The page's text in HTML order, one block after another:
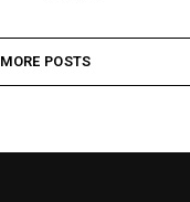
MORE POSTS